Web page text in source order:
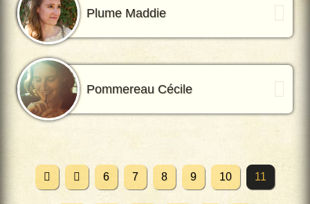
Plume Maddie
Pommereau Cécile
6 7 8 9 10 11